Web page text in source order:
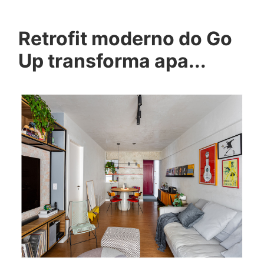
Retrofit moderno do Go
Up transforma apa...